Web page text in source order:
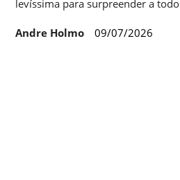
levíssima para surpreender a
Andre Holmo 09/07/2026